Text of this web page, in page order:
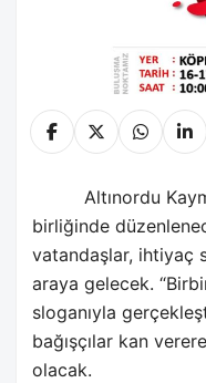
Altınordu
birliğinde
vatandaşlar, ihtiyaç
araya gelecek.
sloganıyla
bağışçılar kan
olacak.